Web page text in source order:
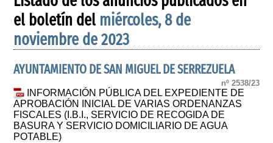
el boletín del miércoles, 8 de
noviembre de 2023
AYUNTAMIENTO DE SAN MIGUEL DE SERREZUELA
nº 2538/23
INFORMACIÓN PÚBLICA DEL EXPEDIENTE DE
APROBACIÓN INICIAL DE VARIAS ORDENANZAS
FISCALES (I.B.I., SERVICIO DE RECOGIDA DE
BASURA Y SERVICIO DOMICILIARIO DE AGUA
POTABLE)